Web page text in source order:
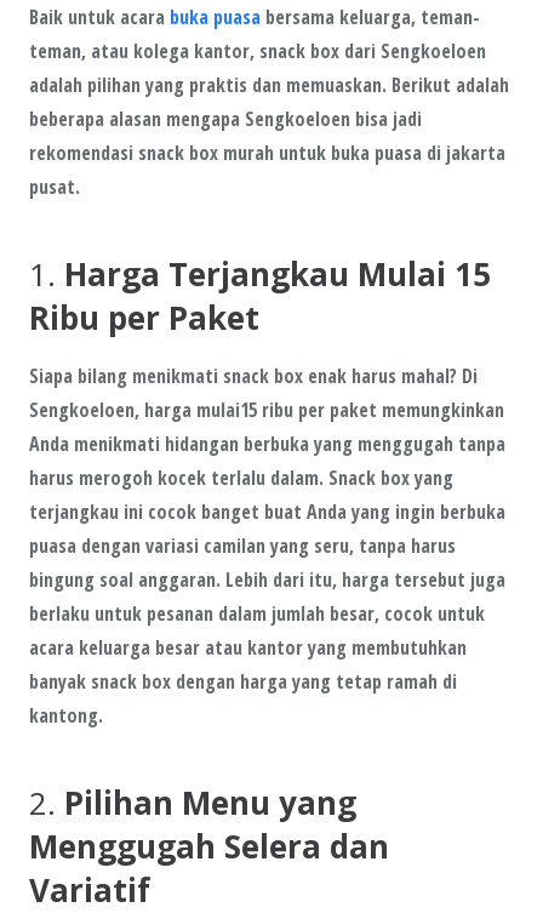
Baik untuk acara buka puasa bersama keluarga, teman-
teman, atau kolega kantor, snack box dari Sengkoeloen
adalah pilihan yang praktis dan memuaskan. Berikut adalah
beberapa alasan mengapa Sengkoeloen bisa jadi
rekomendasi snack box murah untuk buka puasa di jakarta
pusat.
1. Harga Terjangkau Mulai 15
Ribu per Paket
Siapa bilang menikmati snack box enak harus mahal? Di
Sengkoeloen, harga mulai15 ribu per paket memungkinkan
Anda menikmati hidangan berbuka yang menggugah tanpa
harus merogoh kocek terlalu dalam. Snack boxyang
terjangkau ini cocok banget buat Anda yang ingin berbuka
puasa dengan variasi camilan yang seru, tanpa harus
bingung soal anggaran. Lebih dari itu, harga tersebut juga
berlaku untuk pesanan dalam jumlah besar, cocok untuk
acara keluarga besar atau kantor yang membutuhkan
banyak snack box dengan harga yang tetap ramah di
kantong.
2. Pilihan Menu yang
Menggugah Selera dan
Variatif